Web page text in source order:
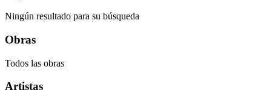
Ningún resultado para su búsqueda
Obras
Todos las obras
Artistas